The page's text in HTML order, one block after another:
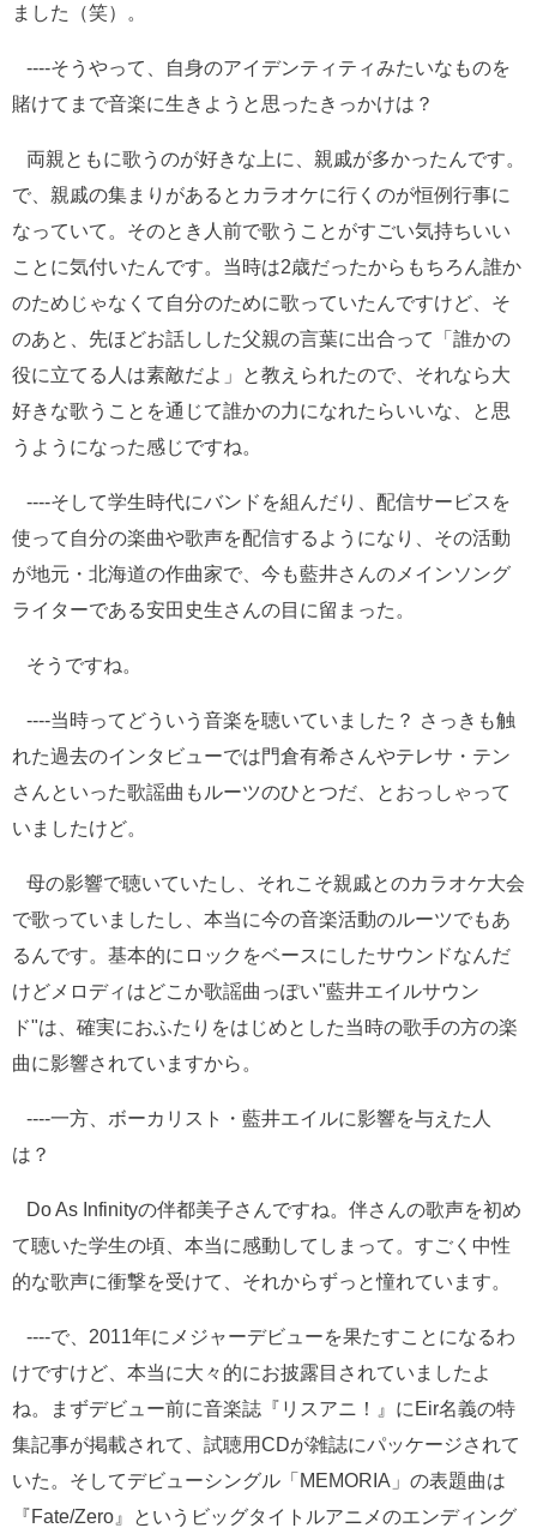
ました（笑）。
----そうやって、自身のアイデンティティみたいなものを
賭けてまで音楽に生きようと思ったきっかけは？
両親ともに歌うのが好きな上に、親戚が多かったんです。
で、親戚の集まりがあるとカラオケに行くのが恒例行事に
なっていて。そのとき人前で歌うことがすごい気持ちいい
ことに気付いたんです。当時は2歳だったからもちろん誰か
のためじゃなくて自分のために歌っていたんですけど、そ
のあと、先ほどお話しした父親の言葉に出合って「誰かの
役に立てる人は素敵だよ」と教えられたので、それなら大
好きな歌うことを通じて誰かの力になれたらいいな、と思
うようになった感じですね。
----そして学生時代にバンドを組んだり、配信サービスを
使って自分の楽曲や歌声を配信するようになり、その活動
が地元・北海道の作曲家で、今も藍井さんのメインソング
ライターである安田史生さんの目に留まった。
そうですね。
----当時ってどういう音楽を聴いていました？ さっきも触
れた過去のインタビューでは門倉有希さんやテレサ・テン
さんといった歌謡曲もルーツのひとつだ、とおっしゃって
いましたけど。
母の影響で聴いていたし、それこそ親戚とのカラオケ大会
で歌っていましたし、本当に今の音楽活動のルーツでもあ
るんです。基本的にロックをベースにしたサウンドなんだ
けどメロディはどこか歌謡曲っぽい"藍井エイルサウン
ド"は、確実におふたりをはじめとした当時の歌手の方の楽
曲に影響されていますから。
----一方、ボーカリスト・藍井エイルに影響を与えた人
は？
Do As Infinityの伴都美子さんですね。伴さんの歌声を初め
て聴いた学生の頃、本当に感動してしまって。すごく中性
的な歌声に衝撃を受けて、それからずっと憧れています。
----で、2011年にメジャーデビューを果たすことになるわ
けですけど、本当に大々的にお披露目されていましたよ
ね。まずデビュー前に音楽誌『リスアニ！』にEir名義の特
集記事が掲載されて、試聴用CDが雑誌にパッケージされて
いた。そしてデビューシングル「MEMORIA」の表題曲は
『Fate/Zero』というビッグタイトルアニメのエンディング